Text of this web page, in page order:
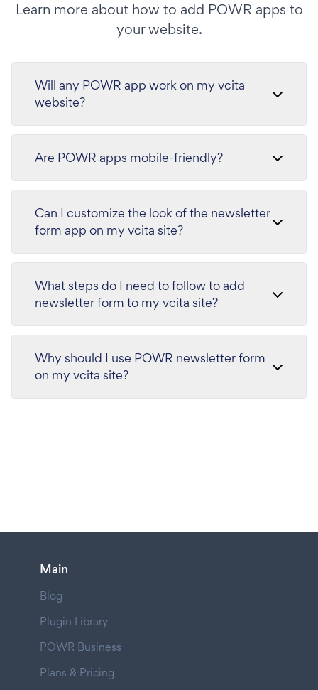
Learn more about how to add POWR apps to
your website.
Will any POWR app work on my vcita
website?
Are POWR apps mobile-friendly?
Can I customize the look of the newsletter
form app on my vcita site?
What steps do I need to follow to add
newsletter form to my vcita site?
Why should I use POWR newsletter form
on my vcita site?
Main
Blog
Plugin Library
POWR Business
Plans & Pricing